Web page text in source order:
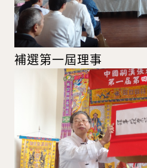
補選第一屆理事